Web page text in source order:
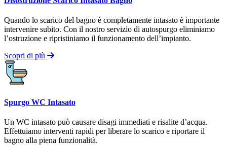
Quando lo scarico del bagno è completamente intasato è importante
intervenire subito. Con il nostro servizio di autospurgo eliminiamo
l’ostruzione e ripristiniamo il funzionamento dell’impianto.
Scopri di più
Spurgo WC Intasato
Un WC intasato può causare disagi immediati e risalite d’acqua.
Effettuiamo interventi rapidi per liberare lo scarico e riportare il
bagno alla piena funzionalità.